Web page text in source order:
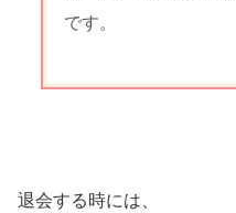
です。
退会する時には、